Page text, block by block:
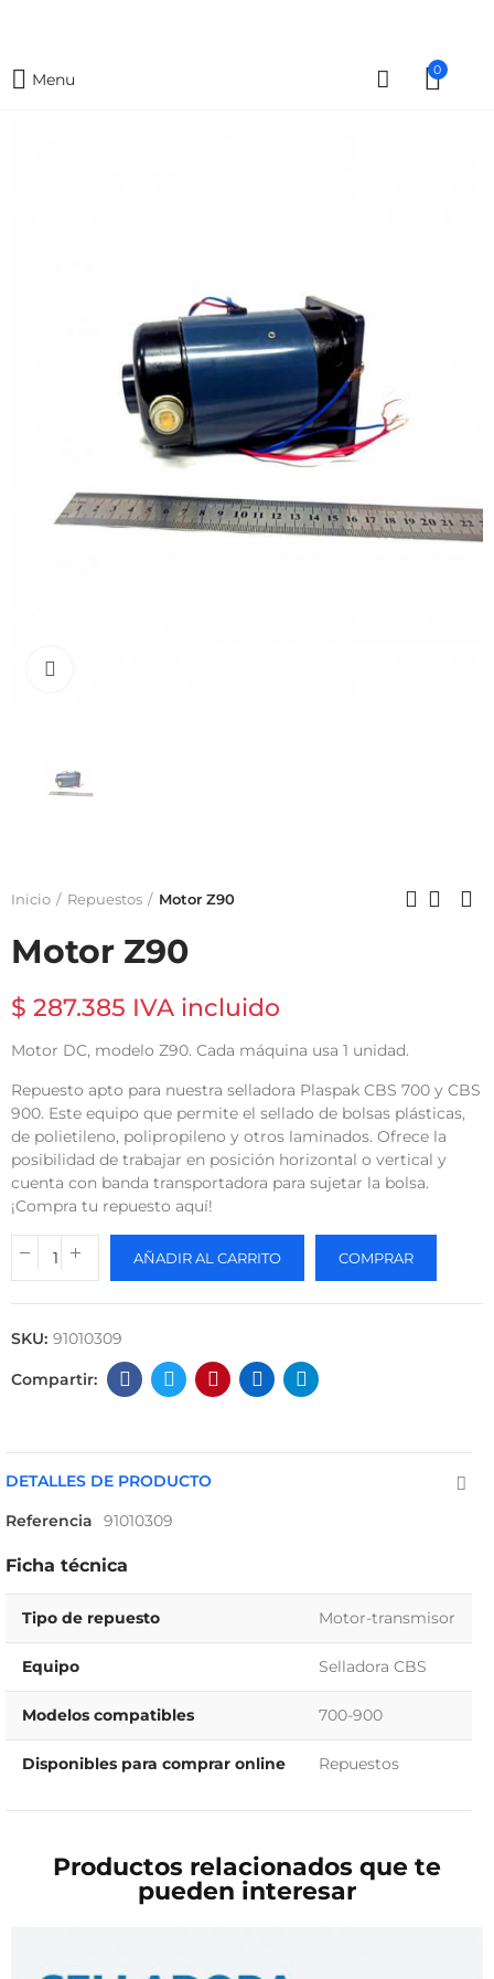
Menu 0
Inicio Repuestos Motor Z90
Motor Z90
$ 287.385 IVA incluido
Motor DC, modelo Z90. Cada máquina usa 1 unidad.
Repuesto apto para nuestra selladora Plaspak CBS 700 y CBS
900. Este equipo que permite el sellado de bolsas plásticas,
de polietileno, polipropileno y otros laminados. Ofrece la
posibilidad de trabajar en posición horizontal o vertical y
cuenta con banda transportadora para sujetar la bolsa.
¡Compra tu repuesto aquí!
AÑADIR AL CARRITO COMPRAR
SKU: 91010309
DETALLES DE PRODUCTO
Referencia
91010309
Ficha técnica
Tipo de repuesto Motor-transmisor
Equipo Selladora CBS
Modelos compatibles 700-900
Disponibles para comprar online Repuestos
Productos relacionados que te
pueden interesar